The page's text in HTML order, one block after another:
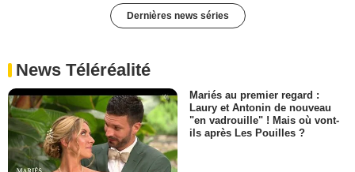
Dernières news séries
News Téléréalité
Mariés au premier regard :
Laury et Antonin de nouveau
"en vadrouille" ! Mais où vont-
ils après Les Pouilles ?